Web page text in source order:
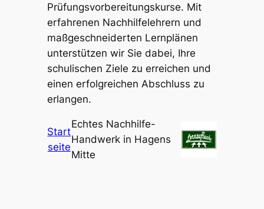
Prüfungsvorbereitungskurse. Mit
erfahrenen Nachhilfelehrern und
maßgeschneiderten Lernplänen
unterstützen wir Sie dabei, Ihre
schulischen Ziele zu erreichen und
einen erfolgreichen Abschluss zu
erlangen.
Start
seite
Echtes Nachhilfe-
Handwerk in Hagens
Mitte